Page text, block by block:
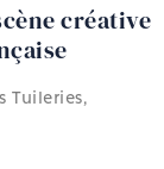
créative
Tuileries,